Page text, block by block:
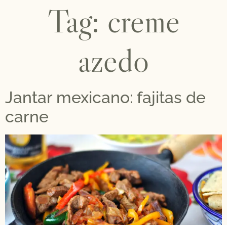
Tag: creme
azedo
Jantar mexicano: fajitas de
carne